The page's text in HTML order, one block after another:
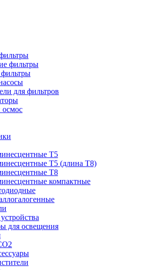
фильтры
для фильтров
T5
T5 (длина T8)
T8
компактные
для освещения